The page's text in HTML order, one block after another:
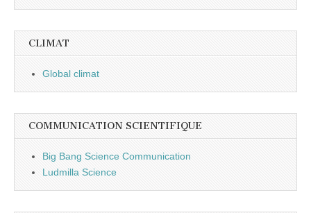
CLIMAT
Global climat
COMMUNICATION SCIENTIFIQUE
Big Bang Science Communication
Ludmilla Science